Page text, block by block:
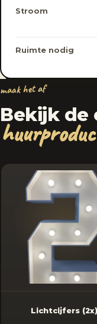
Stroom
Ruimte nodig
maak het af
Bekijk de
Lichtcijfers (2x)